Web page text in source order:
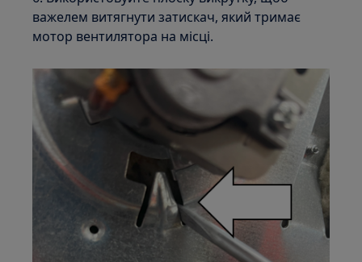
важелем витягнути затискач, який тримає
мотор вентилятора на місці.